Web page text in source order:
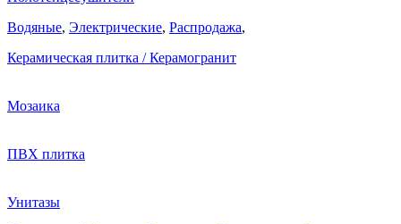
Водяные, Электрические, Распродажа,
Керамическая плитка / Керамогранит
Мозаика
ПВХ плитка
Унитазы